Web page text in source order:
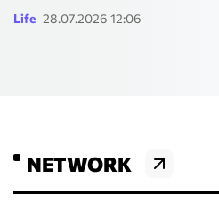
Life 28.07.2026 12:06
NETWORK